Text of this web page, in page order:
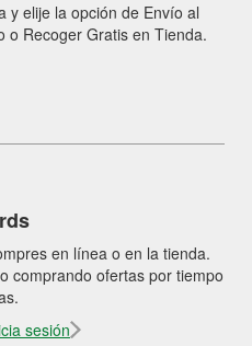
y elije la opción de Envío al
o Recoger Gratis en Tienda.
en línea o en la tienda.
comprando ofertas por tiempo
sesión